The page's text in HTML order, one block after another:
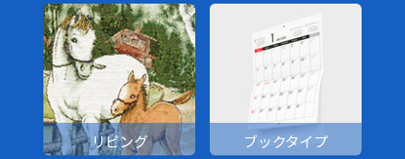
リビング ブックタイプ